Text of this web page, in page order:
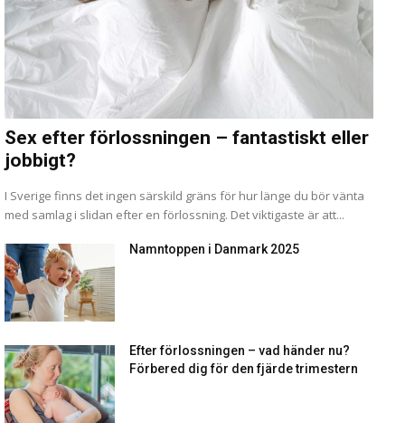
Sex efter förlossningen – fantastiskt eller
jobbigt?
I Sverige finns det ingen särskild gräns för hur länge du bör vänta
med samlag i slidan efter en förlossning. Det viktigaste är att...
Namntoppen i Danmark 2025
Efter förlossningen – vad händer nu?
Förbered dig för den fjärde trimestern